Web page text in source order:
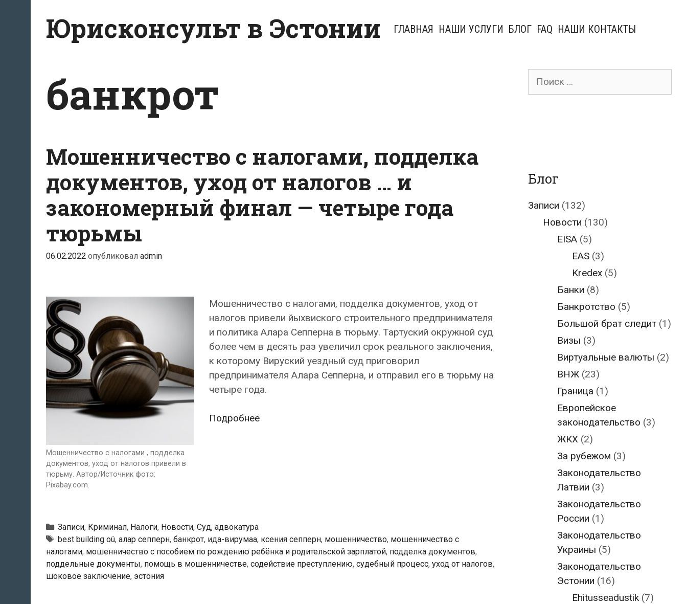
содержимому
Юрисконсульт в Эстонии ГЛАВНАЯ НАШИ УСЛУГИ БЛОГ FAQ НАШИ КОНТАКТЫ
банкрот
Мошенничество с налогами, подделка
документов, уход от налогов … и
закономерный финал — четыре года
тюрьмы
06.02.2022 опубликовал admin
Мошенничество с налогами , подделка
документов, уход от налогов привели в
тюрьму. Автор/Источник фото:
Pixabay.com.
Мошенничество с налогами, подделка документов, уход от
налогов привели йыхвиского строительного предпринимателя
и политика Алара Сепперна в тюрьму. Тартуский окружной суд
более чем в десять раз увеличил срок реального заключения,
к которому Вируский уездный суд приговорил
предпринимателя Алара Сепперна, и отправил его в тюрьму на
четыре года.
ПодробнееМошенничество
и
закономерный
Рубрики
Записи, Криминал, Налоги, Новости, Суд, адвокатура
Тэги
best building oü, алар сепперн, банкрот, ида-вирумаа, ксения сепперн, мошенничество, мошенничество с
налогами, мошенничество с пособием по рождению ребёнка и родительской зарплатой, подделка документов,
поддельные документы, помощь в мошенничестве, содействие преступлению, судебный процесс, уход от налогов,
шоковое заключение, эстония
Поиск
Блог
Записи (132)
Новости (130)
EISA (5)
EAS(3)
Kredex(5)
Банки (8)
Банкротство (5)
Большой брат следит (1)
Визы (3)
Виртуальные валюты (2)
ВНЖ (23)
Граница (1)
Европейское
законодательство (3)
ЖКХ (2)
За рубежом (3)
Законодательство
Латвии (3)
Законодательство
России (1)
Законодательство
Украины (5)
Законодательство
Эстонии (16)
Ehitusseadustik(7)